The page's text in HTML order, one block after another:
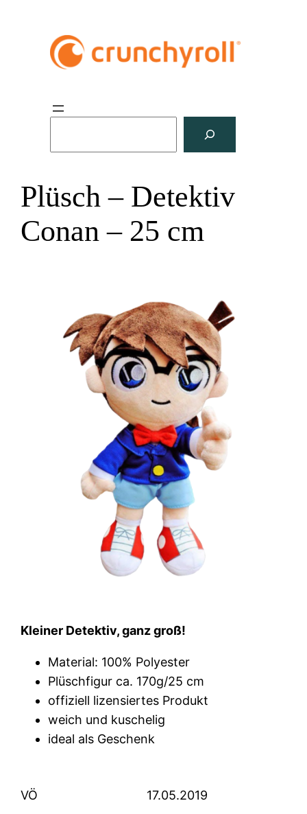
e
Plüsch – Detektiv
Conan – 25 cm
Kleiner Detektiv, ganz groß!
Material: 100% Polyester
Plüschfigur ca. 170g/25 cm
offiziell lizensiertes Produkt
weich und kuschelig
ideal als Geschenk
VÖ 17.05.2019